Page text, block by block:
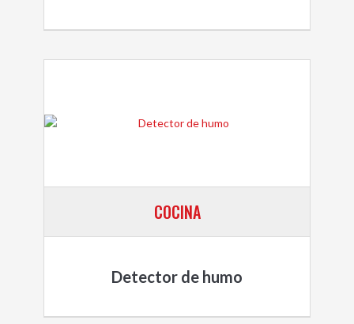
COCINA
Detector de humo